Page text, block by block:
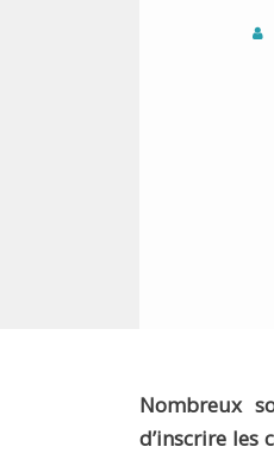
Nombreux
d’inscrire les